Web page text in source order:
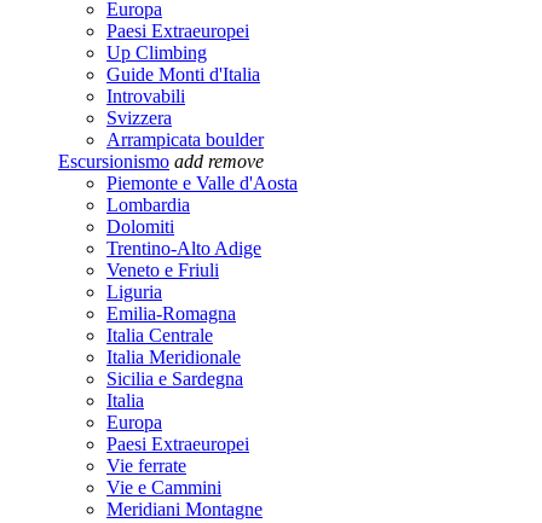
Europa
Paesi Extraeuropei
Up Climbing
Guide Monti d'Italia
Introvabili
Svizzera
Arrampicata boulder
Escursionismo add remove
Piemonte e Valle d'Aosta
Lombardia
Dolomiti
Trentino-Alto Adige
Veneto e Friuli
Liguria
Emilia-Romagna
Italia Centrale
Italia Meridionale
Sicilia e Sardegna
Italia
Europa
Paesi Extraeuropei
Vie ferrate
Vie e Cammini
Meridiani Montagne